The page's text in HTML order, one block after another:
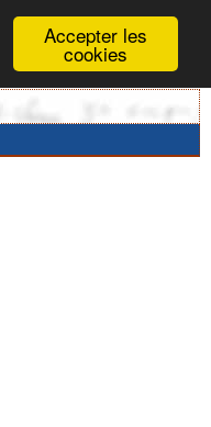
Accepter les
cookies